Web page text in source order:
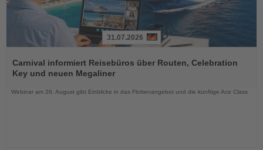
Sie
die
Nachrichten
31.07.2026
Carnival informiert Reisebüros über Routen, Celebration
Key und neuen Megaliner
Webinar am 26. August gibt Einblicke in das Flottenangebot und die künftige Ace Class